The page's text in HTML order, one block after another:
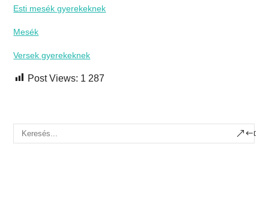
Esti mesék gyerekeknek
Mesék
Versek gyerekeknek
Post Views: 1 287